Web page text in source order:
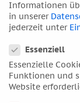
November
Oktober 2018
August 2018
Juli 2018
Informationen
in unserer
jederzeit unter
Essenziell
Essenzielle
Funktionen und
Website